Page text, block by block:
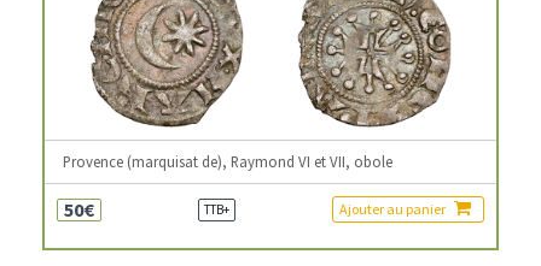
Provence (marquisat de), Raymond VI et VII, obole
50€ TTB+ Ajouter au panier